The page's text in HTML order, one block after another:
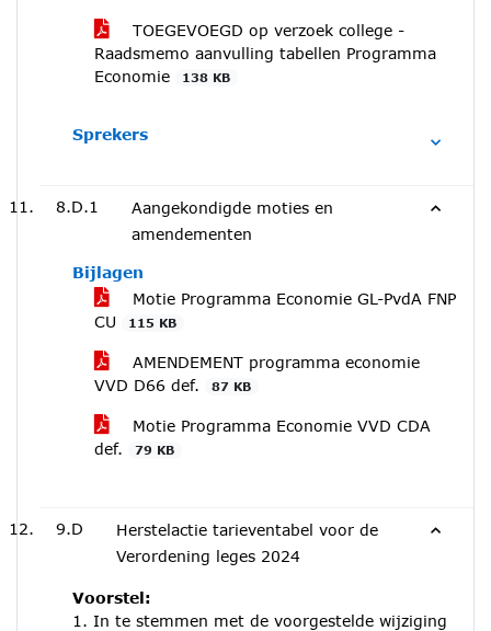
TOEGEVOEGD op verzoek college -
Raadsmemo aanvulling tabellen Programma
Economie
138 KB
Sprekers
8.D.1
Aangekondigde moties en
amendementen
Bijlagen
Motie Programma Economie GL-PvdA FNP
CU
115 KB
AMENDEMENT programma economie
VVD D66 def.
87 KB
Motie Programma Economie VVD CDA
def.
79 KB
9.D
Herstelactie tarieventabel voor de
Verordening leges 2024
Voorstel:
1. In te stemmen met de voorgestelde wijziging